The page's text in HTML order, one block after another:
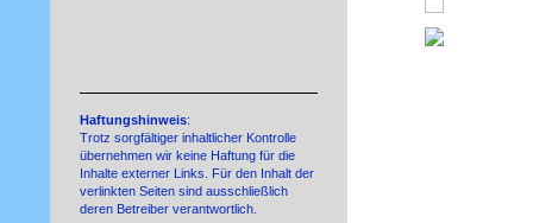
Haftungshinweis:
Trotz sorgfältiger inhaltlicher Kontrolle
übernehmen wir keine Haftung für die
Inhalte externer Links. Für den Inhalt der
verlinkten Seiten sind ausschließlich
deren Betreiber verantwortlich.